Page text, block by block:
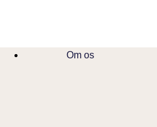
Om os